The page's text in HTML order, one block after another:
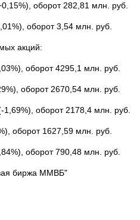
оборот 282,81 млн. руб.
оборот 3,54 млн. руб.
акций:
оборот 4295,1 млн. руб.
оборот 2670,54 млн. руб.
оборот 2178,4 млн. руб.
оборот 1627,59 млн. руб.
оборот 790,48 млн. руб.
биржа ММВБ"